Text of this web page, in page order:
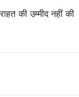
की उम्मीद नहीं की